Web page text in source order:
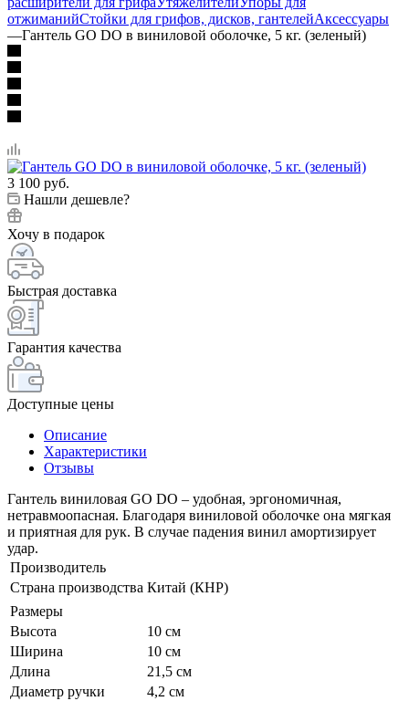
отжиманийСтойки для грифов, дисков, гантелейАксессуары
—Гантель GO DO в виниловой оболочке, 5 кг. (зеленый)
3 100 руб.
Нашли дешевле?
Хочу в подарок
Быстрая доставка
Гарантия качества
Доступные цены
Описание
Характеристики
Отзывы
Гантель виниловая GO DO – удобная, эргономичная,
нетравмоопасная. Благодаря виниловой оболочке она мягкая
и приятная для рук. В случае падения винил амортизирует
удар.
Производитель
Страна производства Китай (КНР)
Размеры
Высота
10 см
Ширина
10 см
Длина
21,5 см
Диаметр ручки
4,2 см